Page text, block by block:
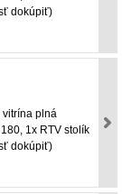
dokúpiť)
vitrína plná
1x RTV stolík
dokúpiť)